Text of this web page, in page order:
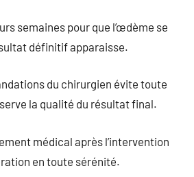
semaines pour que l’œdème se
définitif apparaisse.
du chirurgien évite toute
la qualité du résultat final.
médical après l’intervention
en toute sérénité.